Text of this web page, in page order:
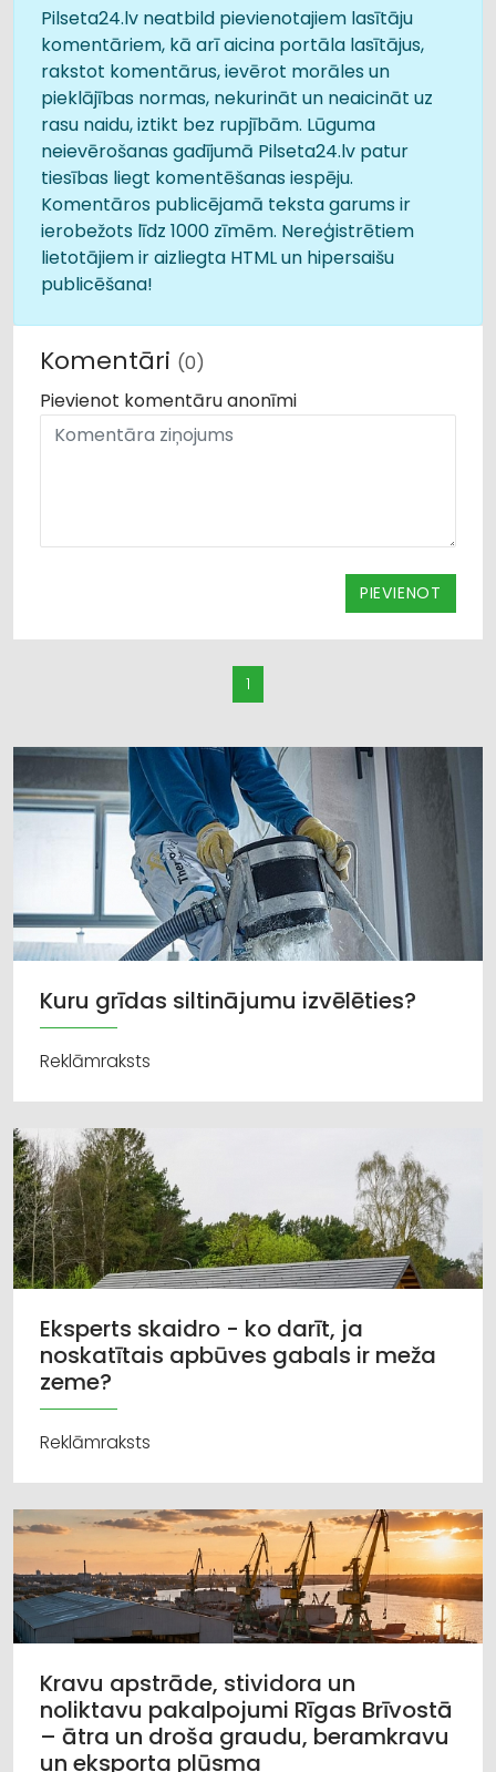
Pilseta24.lv neatbild pievienotajiem lasītāju
komentāriem, kā arī aicina portāla lasītājus,
rakstot komentārus, ievērot morāles un
pieklājības normas, nekurināt un neaicināt uz
rasu naidu, iztikt bez rupjībām. Lūguma
neievērošanas gadījumā Pilseta24.lv patur
tiesības liegt komentēšanas iespēju.
Komentāros publicējamā teksta garums ir
ierobežots līdz 1000 zīmēm. Nereģistrētiem
lietotājiem ir aizliegta HTML un hipersaišu
publicēšana!
Komentāri (0)
Pievienot komentāru anonīmi
PIEVIENOT
1
Kuru grīdas siltinājumu izvēlēties?
Reklāmraksts
Eksperts skaidro - ko darīt, ja
noskatītais apbūves gabals ir meža
zeme?
Reklāmraksts
Kravu apstrāde, stividora un
noliktavu pakalpojumi Rīgas Brīvostā
– ātra un droša graudu, beramkravu
un eksporta plūsma